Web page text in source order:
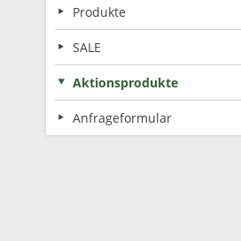
Produkte
SALE
Aktionsprodukte
Anfrageformular